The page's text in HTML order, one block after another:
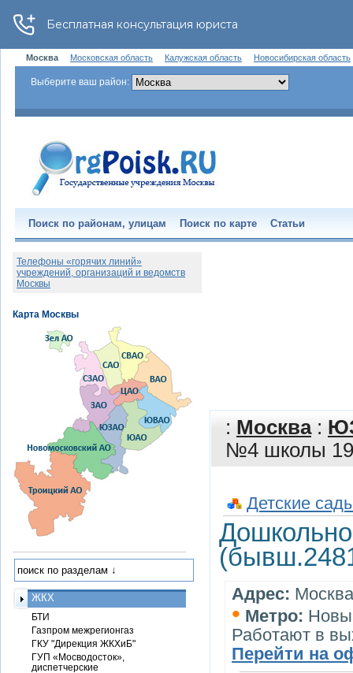
Москва Московская область Калужская область Новосибирская область
Выберите ваш район:
Поиск по районам, улицам Поиск по карте Статьи
: Москва:
№4 школы
Детские
Адрес:
• Метро:
Работают в
Перейти на
Телефоны «горячих линий»
учреждений, организаций и ведомств
Москвы
ЖКХ
БТИ
Газпром межрегионгаз
ГКУ "Дирекция ЖКХиБ"
ГУП «Мосводосток»,
диспетчерские